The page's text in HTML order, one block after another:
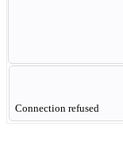
Connection refused